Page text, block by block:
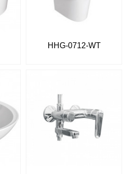
HHG-0712-WT